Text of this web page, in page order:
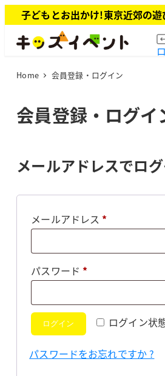
イ
子どもとお出かけ!東京近郊の
Home 会員登録・ログイン
会員登録・ログイ
メールアドレスでロ
メールアドレス *必
パスワード *必
ログイン状
ログイン
パスワードをお忘れですか ?